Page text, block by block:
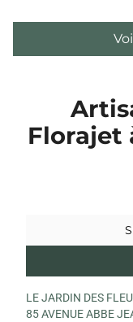
Florajet
LE JARDIN DES
85 AVENUE ABBE